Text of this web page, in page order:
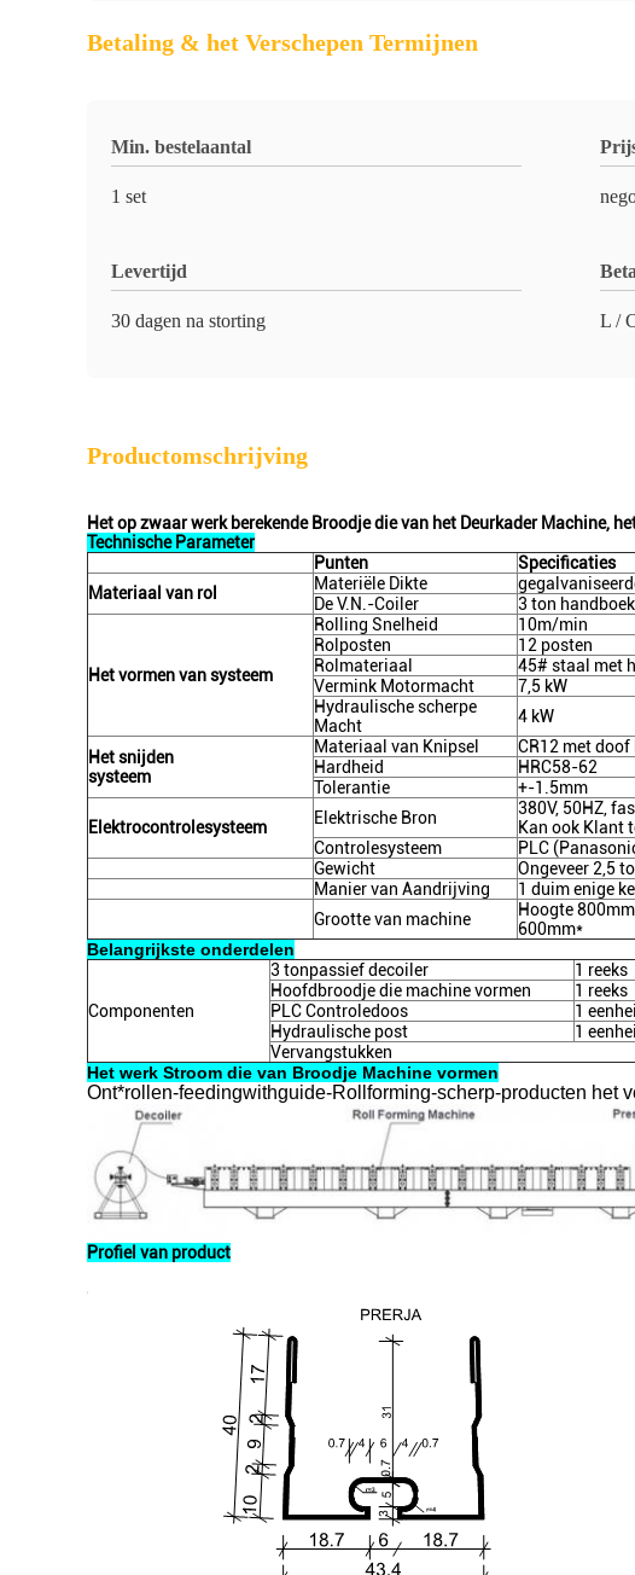
Betaling & het Verschepen Termijnen
Min. bestelaantal
1 set
Levertijd
30 dagen na storting L /
Productomschrijving
Het op zwaar werk berekende Broodje die van het Deurkader Machine,
Technische Parameter
Punten
Specificaties
Materiaal van rol
Materiële Dikte
De V.N.-Coiler
3 ton handboek
Het vormen van systeem
Rolling Snelheid
10m/min
Rolposten
12 posten
Rolmateriaal
45# staal met
Vermink Motormacht
7,5 kW
Hydraulische scherpe
Macht
4 kW
Het snijden
systeem
Materiaal van Knipsel
CR12 met
Hardheid
HRC58-62
Tolerantie
+-1.5mm
Elektrocontrolesysteem Elektrische Bron
380V, 50HZ,
Kan ook Klant
Controlesysteem
PLC
Gewicht
Ongeveer 2,5
Manier van Aandrijving
1 duim enige
Grootte van machine
Hoogte
600mm*
Belangrijkste onderdelen
Componenten
3 tonpassief decoiler
1 reeks
Hoofdbroodje die machine vormen
1 reeks
PLC Controledoos
1
Hydraulische post
1
Vervangstukken
Het werk Stroom die van Broodje Machine vormen
Ont*rollen-feedingwithguide-Rollforming-scherp-producten het
Profiel van product